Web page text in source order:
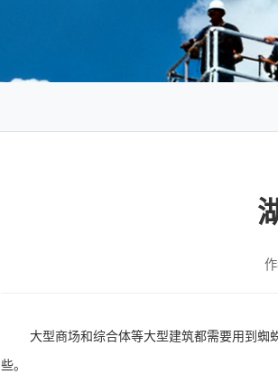
大型商场和综合体等大型建筑都需要用到
些。